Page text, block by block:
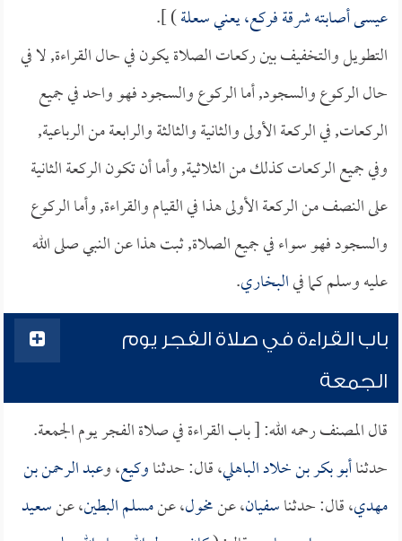
عيسى أصابته شرقة فركع، يعني سعلة) ].
التطويل والتخفيف بين ركعات الصلاة يكون في حال القراءة, لا في
حال الركوع والسجود, أما الركوع والسجود فهو واحد في جميع
الركعات, في الركعة الأولى والثانية والثالثة والرابعة من الرباعية,
وفي جميع الركعات كذلك من الثلاثية, وأما أن تكون الركعة الثانية
على النصف من الركعة الأولى هذا في القيام والقراءة, وأما الركوع
والسجود فهو سواء في جميع الصلاة, ثبت هذا عن النبي صلى الله
عليه وسلم كما فيالبخاري.
باب القراءة في صلاة الفجر يوم
الجمعة
قال المصنف رحمه الله: [ باب القراءة في صلاة الفجر يوم الجمعة.
حدثناأبو بكر بن خلاد الباهلي، قال: حدثناوكيع، وعبد الرحمن بن
مهدي، قال: حدثناسفيان، عنمخول، عنمسلم البطين، عنسعيد